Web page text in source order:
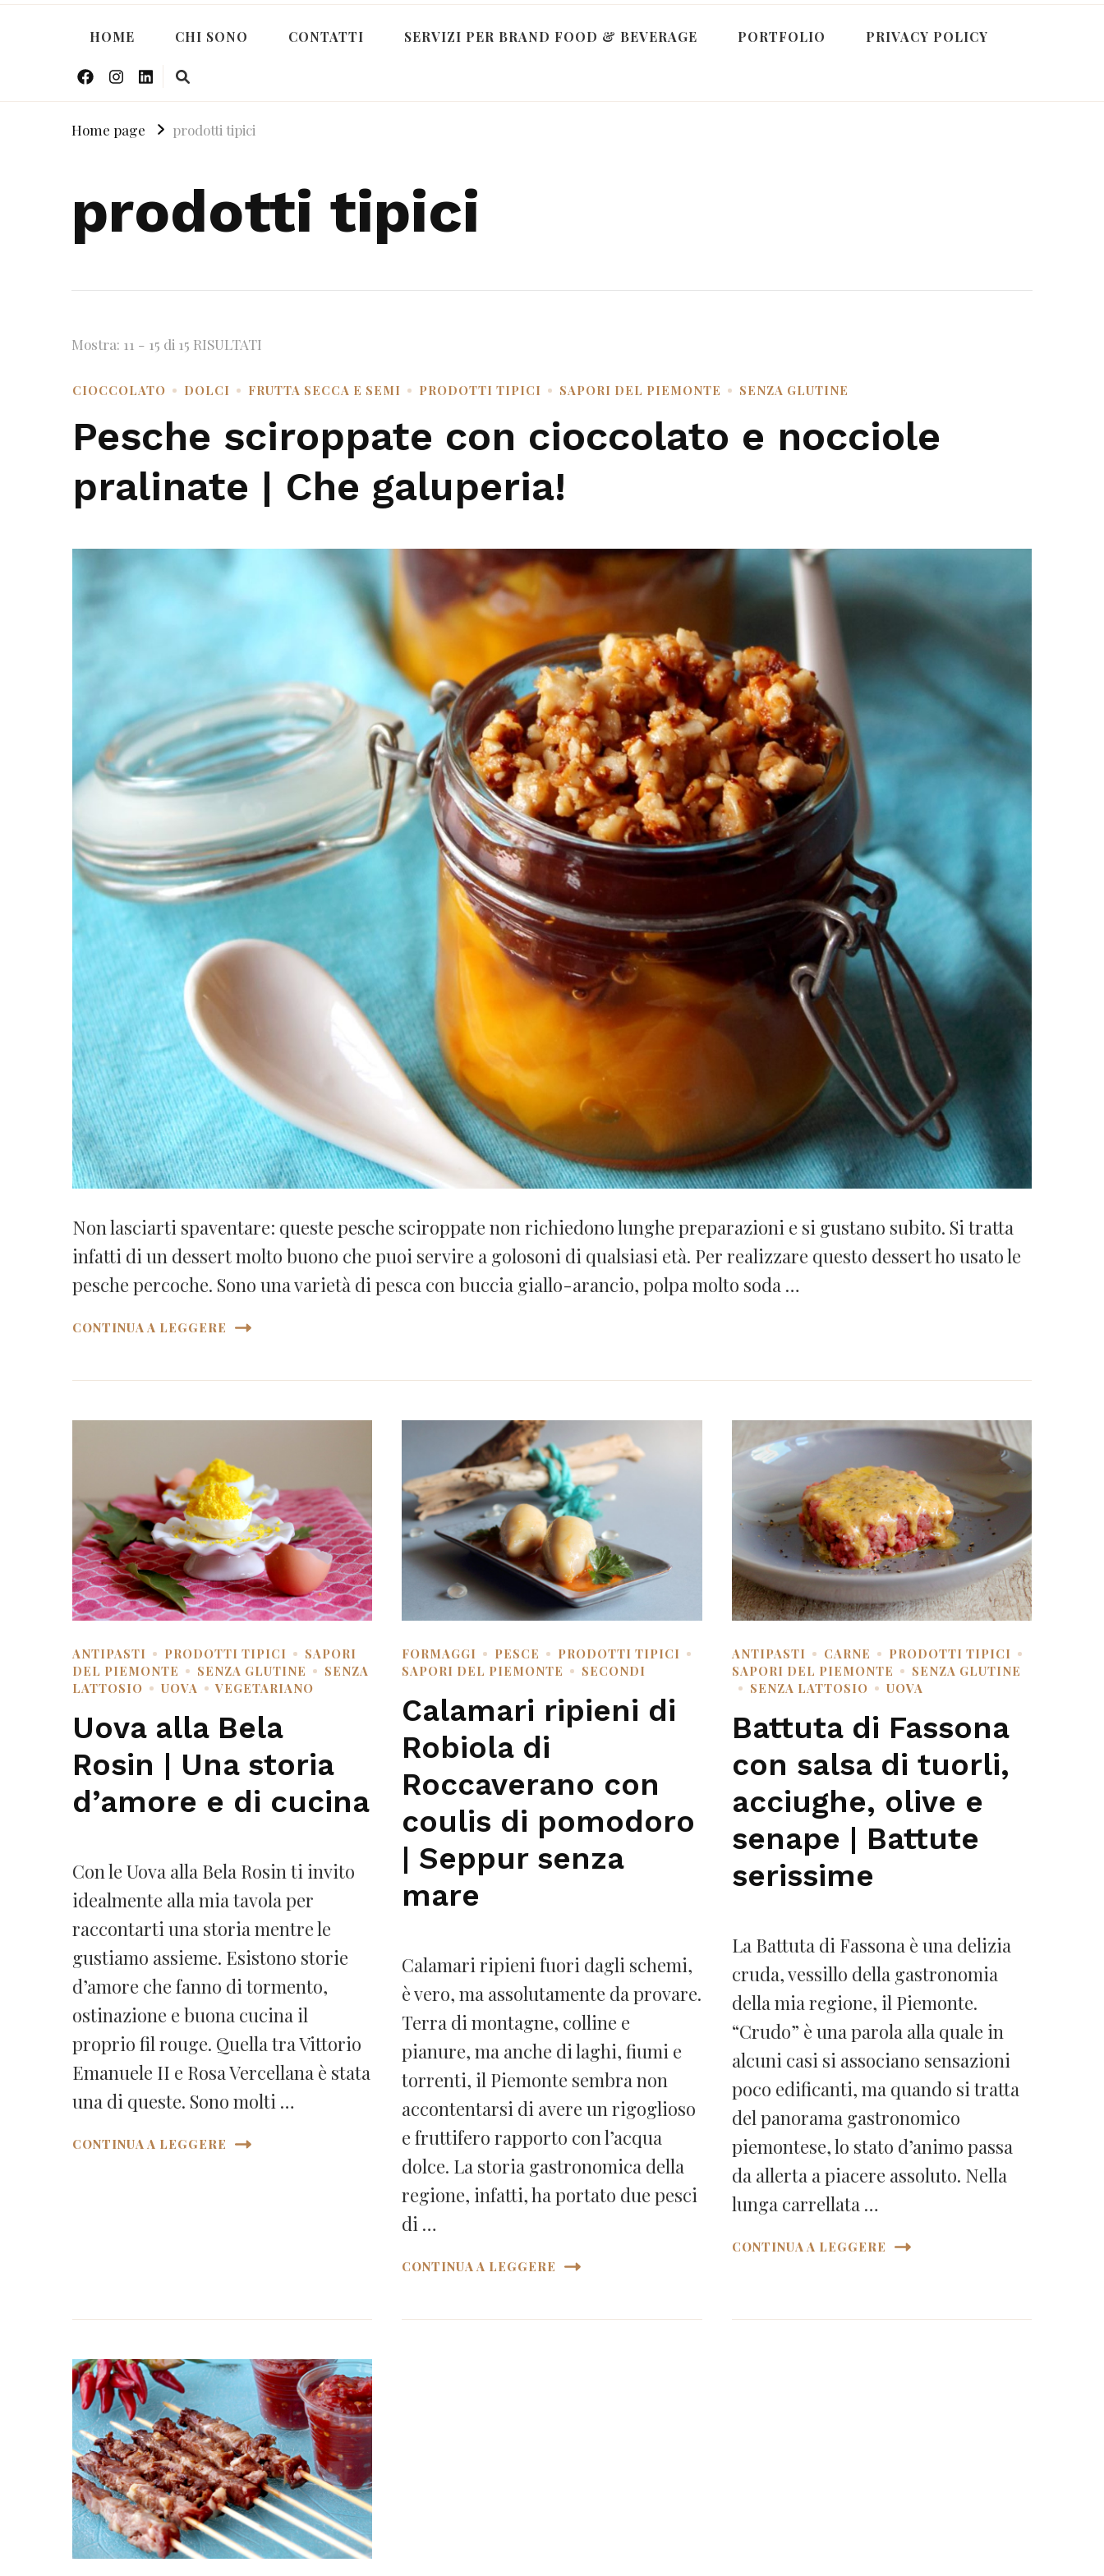
HOME CHI SONO CONTATTI SERVIZI PER BRAND FOOD & BEVERAGE PORTFOLIO PRIVACY POLICY
Home page prodotti tipici
prodotti tipici
Mostra: 11 - 15 di 15 RISULTATI
CIOCCOLATO DOLCI FRUTTA SECCA E SEMI PRODOTTI TIPICI SAPORI DEL PIEMONTE SENZA GLUTINE
Pesche sciroppate con cioccolato e nocciole
pralinate | Che galuperia!
Non lasciarti spaventare: queste pesche sciroppate non richiedono lunghe preparazioni e si gustano subito. Si tratta
infatti di un dessert molto buono che puoi servire a golosoni di qualsiasi età. Per realizzare questo dessert ho usato le
pesche percoche. Sono una varietà di pesca con buccia giallo-arancio, polpa molto soda …
CONTINUA A LEGGERE
ANTIPASTI PRODOTTI TIPICI
SAPORI
DEL PIEMONTE
SENZA GLUTINE
SENZA
LATTOSIO
UOVA VEGETARIANO
Uova alla Bela
Rosin | Una storia
d’amore e di cucina
Con le Uova alla Bela Rosin ti invito
idealmente alla mia tavola per
raccontarti una storia mentre le
gustiamo assieme. Esistono storie
d’amore che fanno di tormento,
ostinazione e buona cucina il
proprio fil rouge. Quella tra Vittorio
Emanuele II e Rosa Vercellana è stata
una di queste. Sono molti …
CONTINUA A LEGGERE
FORMAGGI PESCE
PRODOTTI TIPICI
SAPORI DEL PIEMONTE
SECONDI
Calamari ripieni di
Robiola di
Roccaverano con
coulis di pomodoro
| Seppur senza
mare
Calamari ripieni fuori dagli schemi,
è vero, ma assolutamente da provare.
Terra di montagne, colline e
pianure, ma anche di laghi, fiumi e
torrenti, il Piemonte sembra non
accontentarsi di avere un rigoglioso
e fruttifero rapporto con l’acqua
dolce. La storia gastronomica della
regione, infatti, ha portato due pesci
di …
CONTINUA A LEGGERE
ANTIPASTI CARNE
PRODOTTI TIPICI
SAPORI DEL PIEMONTE
SENZA GLUTINE
SENZA LATTOSIO
UOVA
Battuta di Fassona
con salsa di tuorli,
acciughe, olive e
senape | Battute
serissime
La Battuta di Fassona è una delizia
cruda, vessillo della gastronomia
della mia regione, il Piemonte.
“Crudo” è una parola alla quale in
alcuni casi si associano sensazioni
poco edificanti, ma quando si tratta
del panorama gastronomico
piemontese, lo stato d’animo passa
da allerta a piacere assoluto. Nella
lunga carrellata …
CONTINUA A LEGGERE